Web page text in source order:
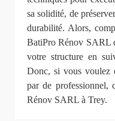
sa solidité, de
durabilité. Alors,
BatiPro Rénov SARL
votre structure en
Donc, si vous voulez
par de professionnel,
Rénov SARL à Trey.